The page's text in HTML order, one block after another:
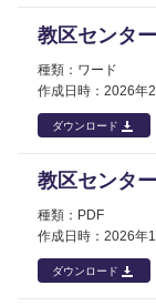
教区センタ
ワード
2026年
ダウンロード
教区センタ
PDF
2026年
ダウンロード